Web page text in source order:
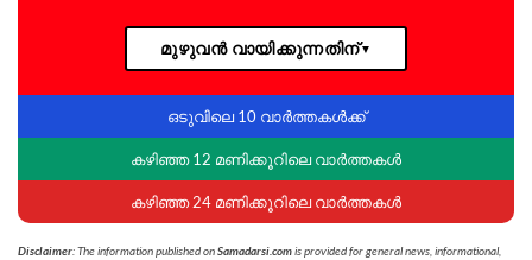
മുഴുവൻ വായിക്കുന്നതിന്▼
ഒടുവിലെ 10 വാർത്തകൾക്ക്
കഴിഞ്ഞ 12 മണിക്കൂറിലെ വാർത്തകൾ
കഴിഞ്ഞ 24 മണിക്കൂറിലെ വാർത്തകൾ
Disclaimer: The information published onSamadarsi.comis provided for general news, informational,